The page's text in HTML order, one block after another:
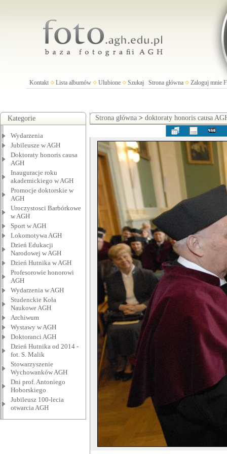
Kontakt Lista albumów Ulubione Szukaj Strona główna Zaloguj mnie
Kategorie
Wydarzenia
Jubileusze w AGH
Doktoraty honoris causa
AGH
Inauguracje roku
akademickiego w AGH
Promocje doktorskie w
AGH
Uroczystosci Barbórkowe
w AGH
Sport w AGH
Lokomotywa AGH
Dzień Edukacji
Narodowej w AGH
Dzień Hutnika w AGH
Profesorowie honorowi
AGH
Wydarzenia w AGH
Studenckie Koła
Naukowe AGH
Archiwum
Wystawy w AGH
Doktoranci AGH
Dzień Hutnika od 2014 -
fot. S. Malik
Stowarzyszenie
Wychowanków AGH
Dni prof. Antoniego
Hoborskiego
Jubileusz 100-lecia
otwarcia AGH
Strona główna > doktoraty honoris causa